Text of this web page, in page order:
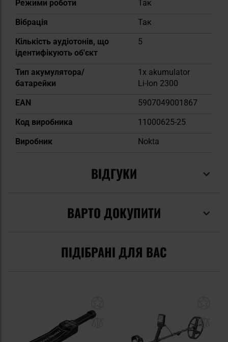
Режими роботи
Так
Вібрація
Так
Кількість аудіотонів, що
ідентифікують об'єкт
5
Тип акумулятора/
батарейки
1x akumulator
Li-Ion 2300
EAN
5907049001867
Код виробника
11000625-25
Виробник
Nokta
ВІДГУКИ
ВАРТО ДОКУПИТИ
ПІДІБРАНІ ДЛЯ ВАС